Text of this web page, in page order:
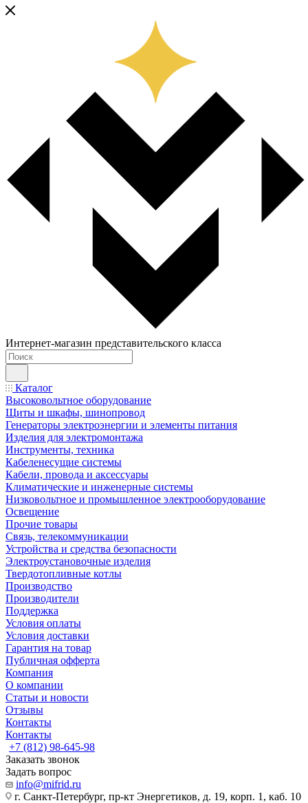
Интернет-магазин представительского класса
Каталог
Высоковольтное оборудование
Щиты и шкафы, шинопровод
Генераторы электроэнергии и элементы питания
Изделия для электромонтажа
Инструменты, техника
Кабеленесущие системы
Кабели, провода и аксессуары
Климатические и инженерные системы
Низковольтное и промышленное электрооборудование
Освещение
Прочие товары
Связь, телекоммуникации
Устройства и средства безопасности
Электроустановочные изделия
Твердотопливные котлы
Производство
Производители
Поддержка
Условия оплаты
Условия доставки
Гарантия на товар
Публичная офферта
Компания
О компании
Статьи и новости
Отзывы
Контакты
Контакты
+7 (812) 98-645-98
Заказать звонок
Задать вопрос
info@mifrid.ru
г. Санкт-Петербург, пр-кт Энергетиков, д. 19, корп. 1, каб. 10